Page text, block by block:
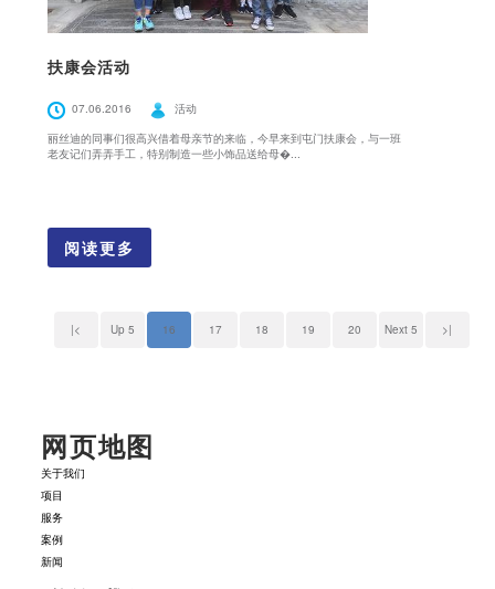
扶康会活动
07.06.2016
活动
丽丝迪的同事们很高兴借着母亲节的来临，今早来到屯门扶康会，与一班
老友记们弄弄手工，特别制造一些小饰品送给母�...
阅读更多
|< Up 5 16 17 18 19 20 Next 5 >|
网页地图
关于我们
项目
服务
案例
新闻